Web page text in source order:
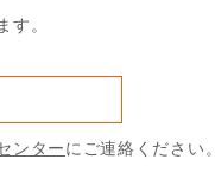
す。
ンターにご連絡ください。